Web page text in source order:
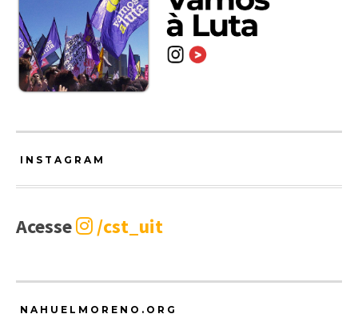
INSTAGRAM
Acesse /cst_uit
NAHUELMORENO.ORG